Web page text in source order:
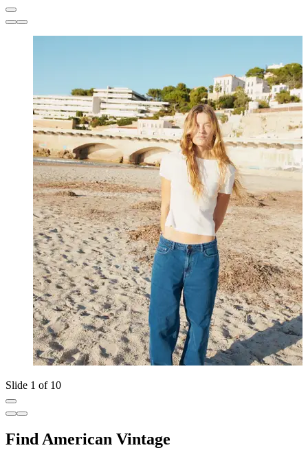
Slide 1 of 10
Find American Vintage